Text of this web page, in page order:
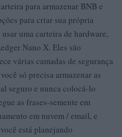
para armazenar BNB e
para criar sua própria
uma carteira de hardware,
Nano X. Eles são
várias camadas de segurança
só precisa armazenar as
seguro e nunca colocá-lo
as frases-semente em
em nuvem / email, e
está planejando